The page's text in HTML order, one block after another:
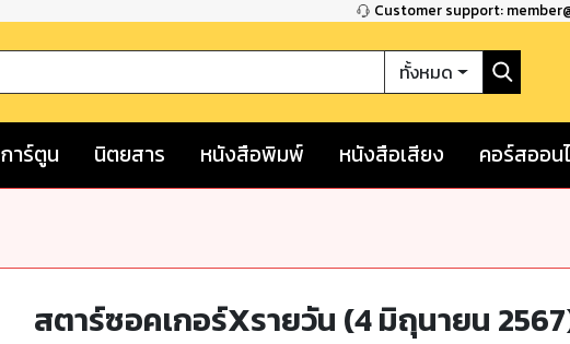
Customer support:
ทั้งหมด
การ์ตูน นิตยสาร หนังสือพิมพ์ หนังสือเสียง คอร์สออน
สตาร์ซอคเกอร์Xรายวัน (4 มิถุนายน